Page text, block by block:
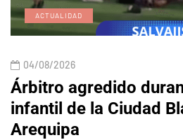
ACTUALIDAD
04/08/2026
Árbitro agredido
infantil de la Ciudad
Arequipa